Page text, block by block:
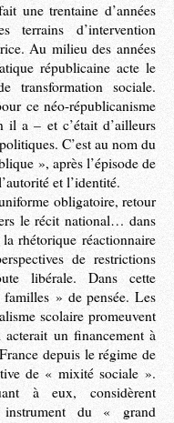
une trentaine d’années
terrains d’intervention
Au milieu des années
républicaine acte le
transformation sociale.
ce néo-républicanisme
il a – et c’était d’ailleurs
C’est au nom du
», après l’épisode de
et l’identité.
obligatoire, retour
le récit national… dans
rhétorique réactionnaire
de restrictions
libérale. Dans cette
» de pensée. Les
scolaire promeuvent
un financement à
depuis le régime de
de « mixité sociale ».
à eux, considèrent
instrument du « grand